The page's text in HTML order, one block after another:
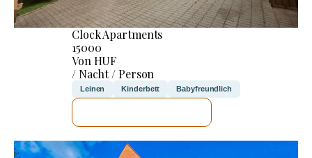
Clock Apartments
15000
Von HUF
/ Nacht / Person
Leinen Kinderbett Babyfreundlich